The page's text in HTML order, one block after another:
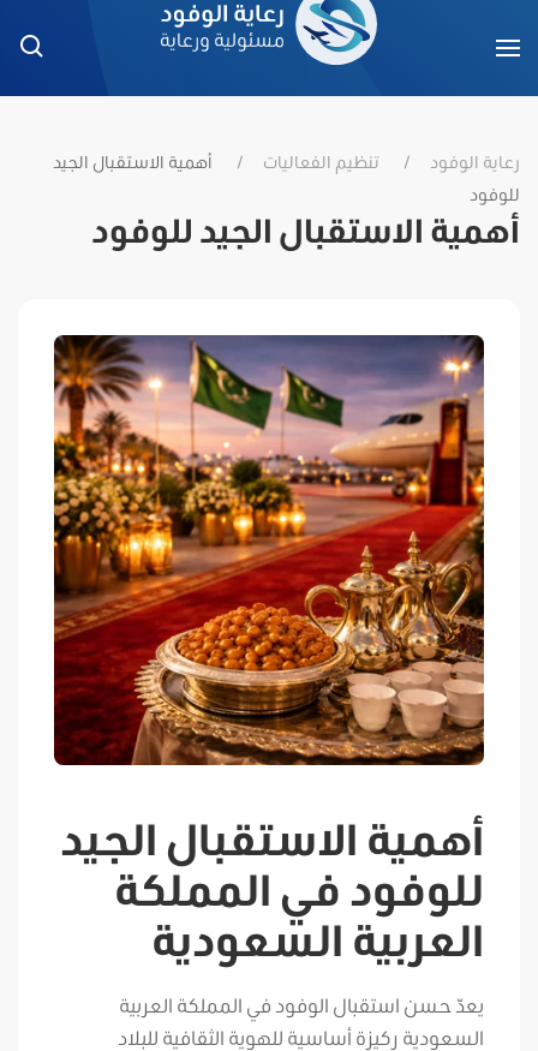
رعاية الوفود تنظيم الفعاليات
أهمية الاستقبال الجيد
للوفود
أهمية الاستقبال الجيد للوفود
أهمية الاستقبال الجيد
للوفود في المملكة
العربية السعودية
يعدّ حسن استقبال الوفود في المملكة العربية
السعودية ركيزة أساسية للهوية الثقافية للبلاد